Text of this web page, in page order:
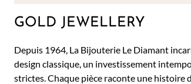
GOLD JEWELLERY
Depuis 1964, La Bijouterie Le Diamant
design classique, un investissement
strictes. Chaque pièce raconte une